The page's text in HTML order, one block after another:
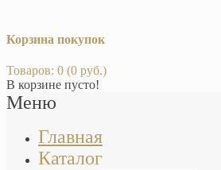
Корзина покупок
Товаров: 0 (0 руб.)
В корзине пусто!
Меню
Главная
Каталог